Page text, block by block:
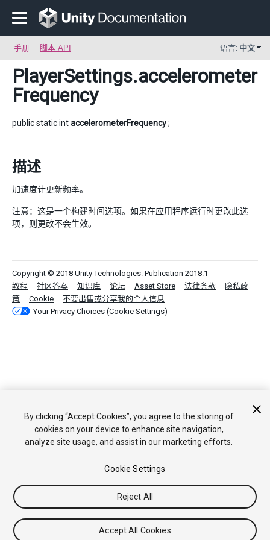
手册 脚本 API 语言: 中文
PlayerSettings.accelerometer
Frequency
public static intaccelerometerFrequency;
描述
加速度计更新频率。
注意：这是一个构建时间选项。如果在应用程序运行时更改此选
项，则更改不会生效。
Copyright © 2018 Unity Technologies. Publication 2018.1
教程
社区答案 知识库 论坛 Asset Store 法律条款
隐私政
策
Cookie
不要出售或分享我的个人信息
Your Privacy Choices (Cookie Settings)
By clicking “Accept Cookies”, you agree to the storing of
cookies on your device to enhance site navigation,
analyze site usage, and assist in our marketing efforts.
Cookie Settings
Reject All
Accept All Cookies